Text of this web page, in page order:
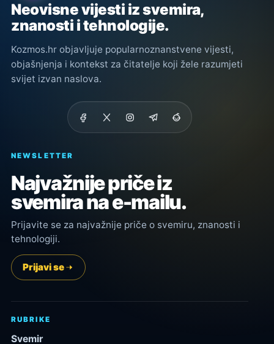
Neovisne vijesti iz svemira,
znanosti i tehnologije.
Kozmos.hr objavljuje popularnoznanstvene vijesti,
objašnjenja i kontekst za čitatelje koji žele razumjeti
svijet izvan naslova.
NEWSLETTER
Najvažnije priče iz
svemira na e-mailu.
Prijavite se za najvažnije priče o svemiru, znanosti i
tehnologiji.
Prijavi se
RUBRIKE
Svemir